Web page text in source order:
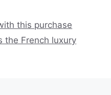
this purchase
the French luxury